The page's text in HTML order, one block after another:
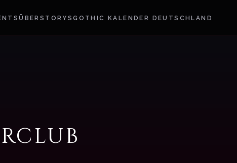
ÜBER STORYSGOTHIC KALENDER DEUTSCHLAND